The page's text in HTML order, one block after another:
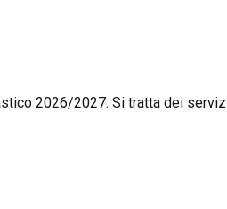
2026/2027. Si tratta dei